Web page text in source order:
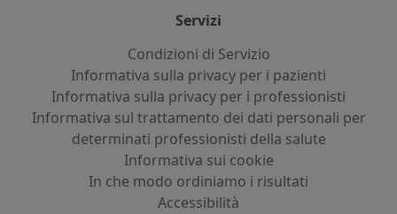
Servizi
Condizioni di Servizio
Informativa sulla privacy per i pazienti
Informativa sulla privacy per i professionisti
Informativa sul trattamento dei dati personali per
determinati professionisti della salute
Informativa sui cookie
In che modo ordiniamo i risultati
Accessibilità